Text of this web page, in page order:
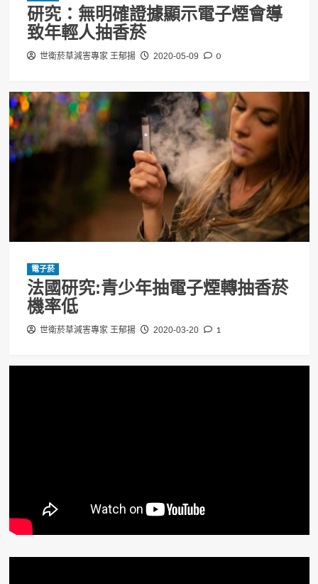
研究：無明確證據顯示電子煙會導
致年輕人抽香菸
世衛菸草減害專家 王郁揚 2020-05-09 0
電子菸
法國研究:青少年抽電子煙轉抽香菸
機率低
世衛菸草減害專家 王郁揚 2020-03-20 1